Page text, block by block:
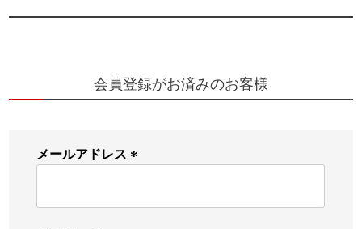
会員登録がお済みのお客様
メールアドレス